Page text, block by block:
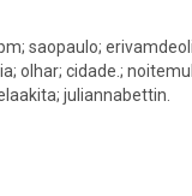
saopaulo;
olhar; cidade.;
juliannabettin.